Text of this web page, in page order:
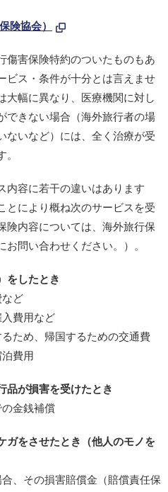
険協会）
傷害保険特約のついたものもあ
ビス・条件が十分とは言えませ
大幅に異なり、医療機関に対し
できない場合（海外旅行者の場
ないなど）には、全く治療が受
内容に若干の違いはあります
とにより概ね次のサービスを受
険内容については、海外旅行保
問い合わせください。）。
をしたとき
ど
費用など
ため、帰国するための交通費
費用
が損害を受けたとき
金銭補償
をさせたとき（他人のモノを
、その損害賠償金（賠償責任保